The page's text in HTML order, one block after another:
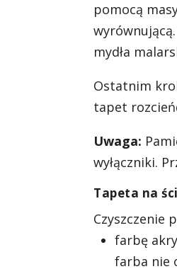
pomocą
mydła
Ostatnim
tapet
Uwaga:
wyłączniki.
Tapeta na
Czyszczenie
farbę
farba nie